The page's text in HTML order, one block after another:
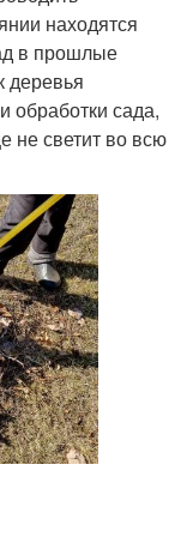
находятся
в прошлые
деревья
обработки сада,
не светит во всю